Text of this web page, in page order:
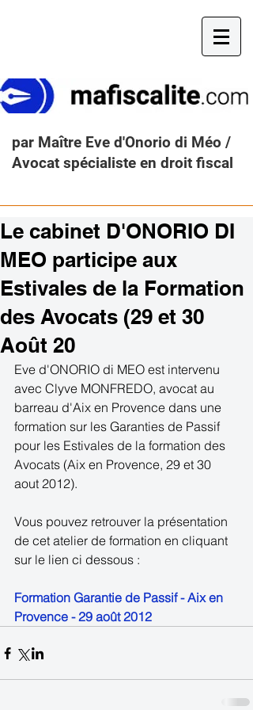
par Maître Eve d'Onorio di Méo /
Avocat spécialiste en droit fiscal
Le cabinet D'ONORIO DI
MEO participe aux
Estivales de la Formation
des Avocats (29 et 30
Août 20
Eve d'ONORIO di MEO est intervenu
avec Clyve MONFREDO, avocat au
barreau d'Aix en Provence dans une
formation sur les Garanties de Passif
pour les Estivales de la formation des
Avocats (Aix en Provence, 29 et 30
aout 2012).
Vous pouvez retrouver la présentation
de cet atelier de formation en cliquant
sur le lien ci dessous :
Formation Garantie de Passif - Aix en
Provence - 29 août 2012